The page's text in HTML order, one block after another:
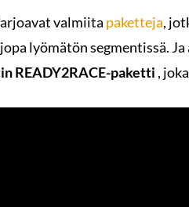
valmiita paketteja,
lyömätön segmentissä.
READY2RACE-paketti ,